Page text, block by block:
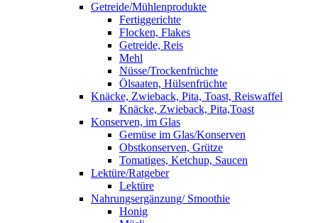
Getreide/Mühlenprodukte
Fertiggerichte
Flocken, Flakes
Getreide, Reis
Mehl
Nüsse/Trockenfrüchte
Ölsaaten, Hülsenfrüchte
Knäcke, Zwieback, Pita, Toast, Reiswaffel
Knäcke, Zwieback, Pita,Toast
Konserven, im Glas
Gemüse im Glas/Konserven
Obstkonserven, Grütze
Tomatiges, Ketchup, Saucen
Lektüre/Ratgeber
Lektüre
Nahrungsergänzung/ Smoothie
Honig